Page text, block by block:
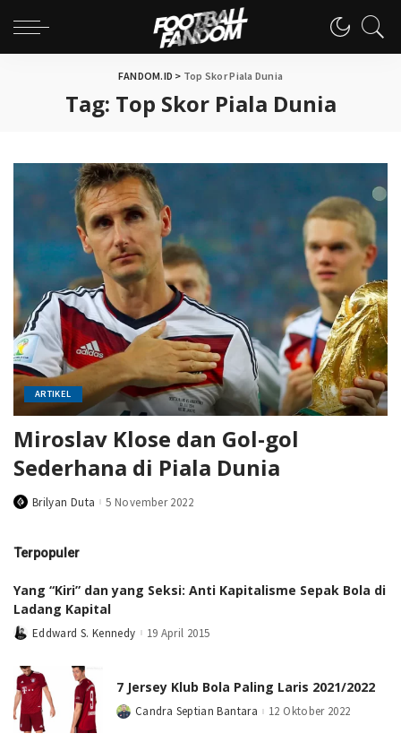
FANDOM.ID > Top Skor Piala Dunia
Tag: Top Skor Piala Dunia
ARTIKEL
Miroslav Klose dan Gol-gol
Sederhana di Piala Dunia
PostedBrilyan Duta 5 November 2022
Terpopuler
Yang “Kiri” dan yang Seksi: Anti Kapitalisme Sepak Bola di
Ladang Kapital
PostedEddward S. Kennedy 19 April 2015
7 Jersey Klub Bola Paling Laris 2021/2022
PostedCandra Septian Bantara 12 Oktober 2022